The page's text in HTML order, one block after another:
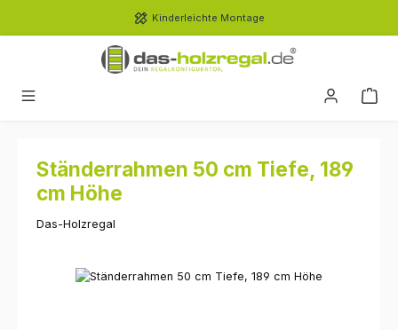
Zum Hauptinhalt springen Kinderleichte Montage
Ständerrahmen 50 cm Tiefe, 189
cm Höhe
Das-Holzregal